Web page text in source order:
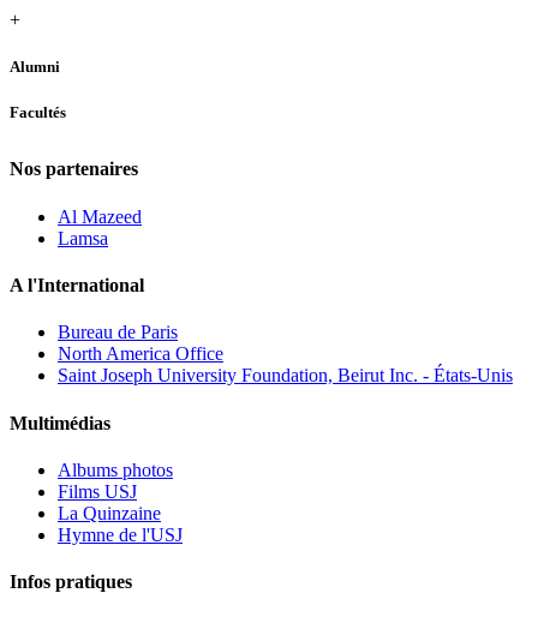
+
Alumni
Facultés
Nos partenaires
Al Mazeed
Lamsa
A l'International
Bureau de Paris
North America Office
Saint Joseph University Foundation, Beirut Inc. - États-Unis
Multimédias
Albums photos
Films USJ
La Quinzaine
Hymne de l'USJ
Infos pratiques